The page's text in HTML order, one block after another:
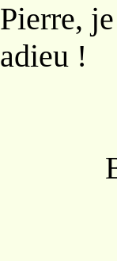
Pierre,
adieu !